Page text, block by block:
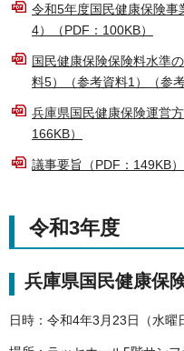
令和5年度国民健康保険
4）（PDF：100KB）
国民健康保険保険料水準
料5）（参考資料1）（参
兵庫県国民健康保険運営
166KB）
議事要旨（PDF：149KB）
令和3年度
兵庫県国民健康保
日時：令和4年3月23日（水